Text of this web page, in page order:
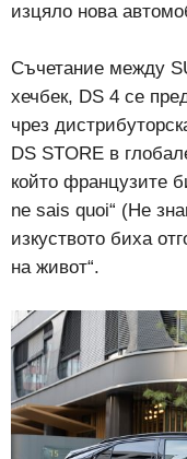
изцяло нова
Съчетание между
хечбек, DS 4 се
чрез
DS STORE в
който французите
ne sais quoi“ (Не
изкуството биха
на живот“.